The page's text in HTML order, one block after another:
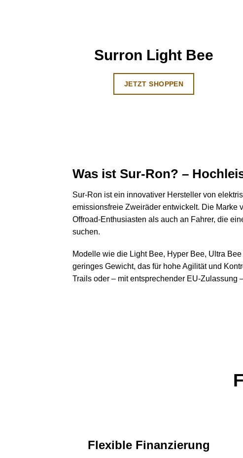
Surron Light Bee
JETZT SHOPPEN
Was ist Sur-Ron? –
Sur-Ron ist ein innovativer Hersteller von
emissionsfreie Zweiräder entwickelt. Die Marke
Offroad-Enthusiasten als auch an Fahrer, die
suchen.
Modelle wie die Light Bee, Hyper Bee, Ultra
geringes Gewicht, das für hohe Agilität und
Trails oder – mit entsprechender EU-Zulassung
Flexible Finanzierung